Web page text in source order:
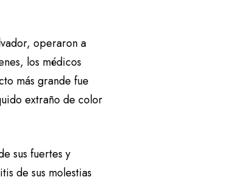
operaron a
los médicos
más grande fue
extraño de color
sus fuertes y
de sus molestias